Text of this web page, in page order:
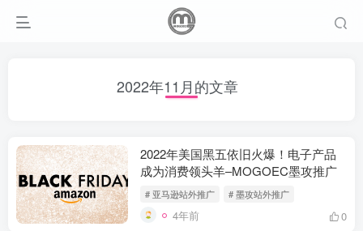
2022年11月的文章
2022年美国黑五依旧火爆！电子产品
成为消费领头羊–MOGOEC墨攻推广
# 亚马逊站外推广 # 墨攻站外推广
4年前 0